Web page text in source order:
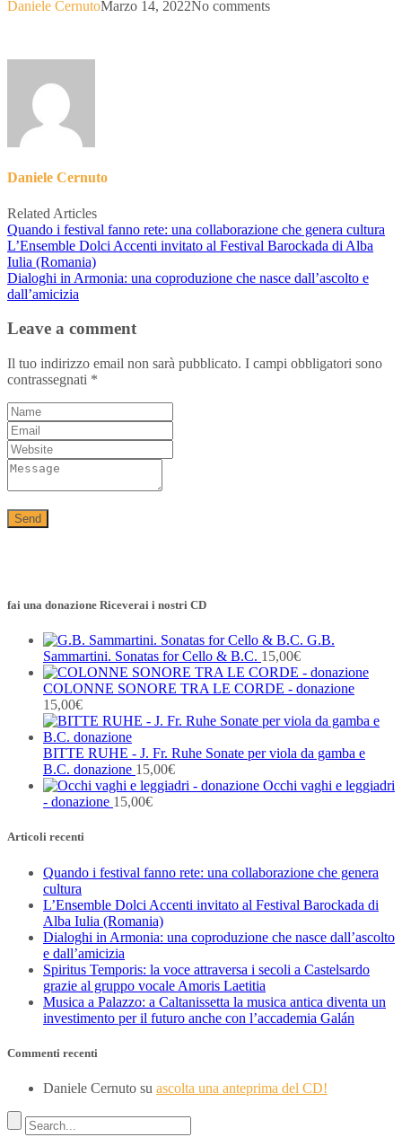
Daniele CernutoMarzo 14, 2022No comments
Daniele Cernuto
Related Articles
Quando i festival fanno rete: una collaborazione che genera cultura
L’Ensemble Dolci Accenti invitato al Festival Barockada di Alba
Iulia (Romania)
Dialoghi in Armonia: una coproduzione che nasce dall’ascolto e
dall’amicizia
Leave a comment
Il tuo indirizzo email non sarà pubblicato. I campi obbligatori sono
contrassegnati *
fai una donazione Riceverai i nostri CD
G.B.
Sammartini. Sonatas for Cello & B.C. 15,00€
COLONNE SONORE TRA LE CORDE - donazione
15,00€
BITTE RUHE - J. Fr. Ruhe Sonate per viola da gamba e
B.C. donazione 15,00€
Occhi vaghi e leggiadri
- donazione 15,00€
Articoli recenti
Quando i festival fanno rete: una collaborazione che genera
cultura
L’Ensemble Dolci Accenti invitato al Festival Barockada di
Alba Iulia (Romania)
Dialoghi in Armonia: una coproduzione che nasce dall’ascolto
e dall’amicizia
Spiritus Temporis: la voce attraversa i secoli a Castelsardo
grazie al gruppo vocale Amoris Laetitia
Musica a Palazzo: a Caltanissetta la musica antica diventa un
investimento per il futuro anche con l’accademia Galán
Commenti recenti
Daniele Cernuto su ascolta una anteprima del CD!